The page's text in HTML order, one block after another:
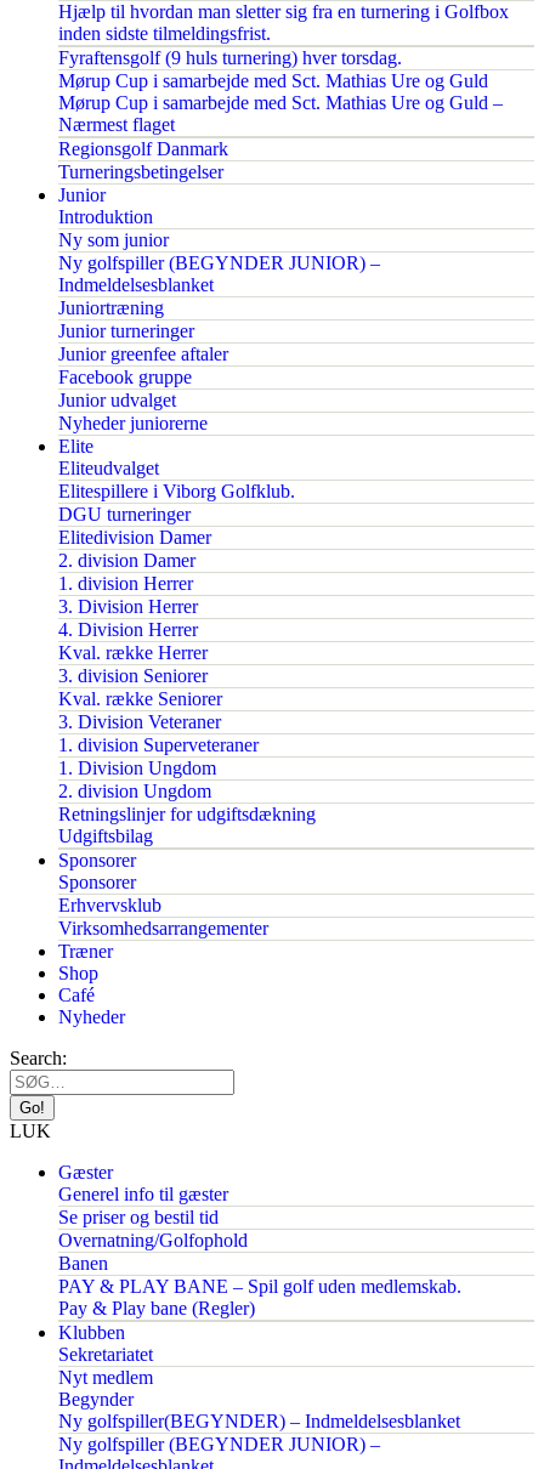
Hjælp til hvordan man sletter sig fra en turnering i Golfbox
inden sidste tilmeldingsfrist.
Fyraftensgolf (9 huls turnering) hver torsdag.
Mørup Cup i samarbejde med Sct. Mathias Ure og Guld
Mørup Cup i samarbejde med Sct. Mathias Ure og Guld –
Nærmest flaget
Regionsgolf Danmark
Turneringsbetingelser
Junior
Introduktion
Ny som junior
Ny golfspiller (BEGYNDER JUNIOR) –
Indmeldelsesblanket
Juniortræning
Junior turneringer
Junior greenfee aftaler
Facebook gruppe
Junior udvalget
Nyheder juniorerne
Elite
Eliteudvalget
Elitespillere i Viborg Golfklub.
DGU turneringer
Elitedivision Damer
2. division Damer
1. division Herrer
3. Division Herrer
4. Division Herrer
Kval. række Herrer
3. division Seniorer
Kval. række Seniorer
3. Division Veteraner
1. division Superveteraner
1. Division Ungdom
2. division Ungdom
Retningslinjer for udgiftsdækning
Udgiftsbilag
Sponsorer
Sponsorer
Erhvervsklub
Virksomhedsarrangementer
Træner
Shop
Café
Nyheder
Search:
LUK
Gæster
Generel info til gæster
Se priser og bestil tid
Overnatning/Golfophold
Banen
PAY & PLAY BANE – Spil golf uden medlemskab.
Pay & Play bane (Regler)
Klubben
Sekretariatet
Nyt medlem
Begynder
Ny golfspiller(BEGYNDER) – Indmeldelsesblanket
Ny golfspiller (BEGYNDER JUNIOR) –